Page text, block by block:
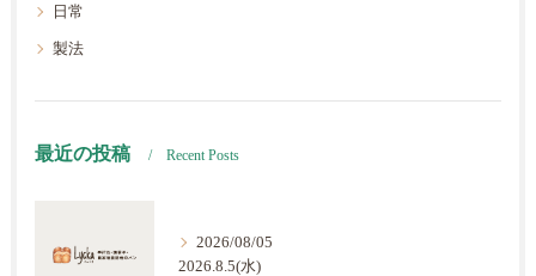
日常
製法
最近の投稿 Recent Posts
2026/08/05
2026.8.5(水)